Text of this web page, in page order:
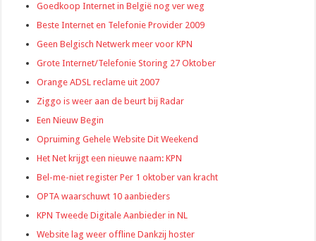
Goedkoop Internet in België nog ver weg
Beste Internet en Telefonie Provider 2009
Geen Belgisch Netwerk meer voor KPN
Grote Internet/Telefonie Storing 27 Oktober
Orange ADSL reclame uit 2007
Ziggo is weer aan de beurt bij Radar
Een Nieuw Begin
Opruiming Gehele Website Dit Weekend
Het Net krijgt een nieuwe naam: KPN
Bel-me-niet register Per 1 oktober van kracht
OPTA waarschuwt 10 aanbieders
KPN Tweede Digitale Aanbieder in NL
Website lag weer offline Dankzij hoster